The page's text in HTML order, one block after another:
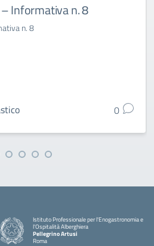
Informativa n. 8
n. 8
0
Istituto Professionale per l'Enogastronomia e
l'Ospitalità Alberghiera
Pellegrino Artusi
Roma